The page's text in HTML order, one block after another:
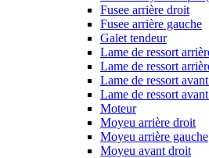
Fusee arrière droit
Fusee arrière gauche
Galet tendeur
Lame de ressort
Lame de ressort
Lame de ressort
Lame de ressort
Moteur
Moyeu arrière droit
Moyeu arrière gauche
Moyeu avant droit